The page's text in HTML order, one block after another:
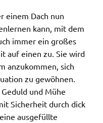
einem Dach nun
kann, mit dem
immer ein großes
auf einen zu. Sie wird
anzukommen, sich
zu gewöhnen.
und Mühe
Sicherheit durch dick
ausgefüllte